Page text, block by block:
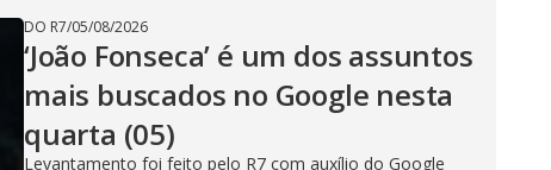
DO R7/05/08/2026
‘João Fonseca’ é um dos assuntos
mais buscados no Google nesta
quarta (05)
Levantamento foi feito pelo R7 com auxílio do Google